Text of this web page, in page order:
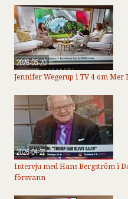
2026-05-20
Jennifer Wegerup i TV 4 om
2026-04-27
Intervju med Hans Bergström i
försvann